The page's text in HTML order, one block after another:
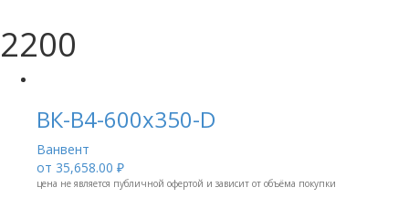
2200
ВК-В4-600х350-D
Ванвент
от 35,658.00 ₽
цена не является публичной офертой и зависит от объёма покупки